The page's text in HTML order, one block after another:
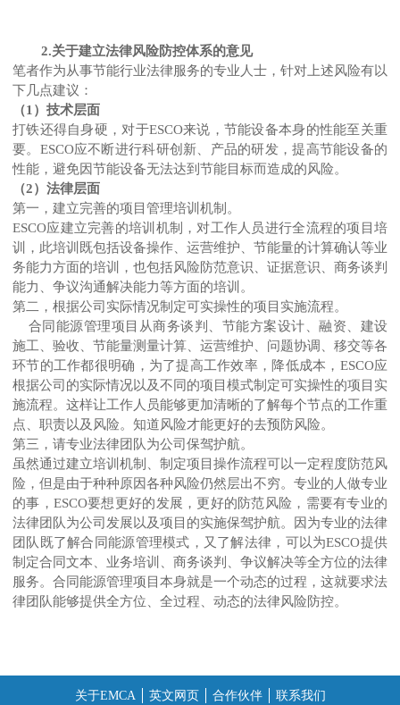
2.关于建立法律风险防控体系的意见
笔者作为从事节能行业法律服务的专业人士，针对上述风险有以
下几点建议：
（1）技术层面
打铁还得自身硬，对于ESCO来说，节能设备本身的性能至关重
要。ESCO应不断进行科研创新、产品的研发，提高节能设备的
性能，避免因节能设备无法达到节能目标而造成的风险。
（2）法律层面
第一，建立完善的项目管理培训机制。
ESCO应建立完善的培训机制，对工作人员进行全流程的项目培
训，此培训既包括设备操作、运营维护、节能量的计算确认等业
务能力方面的培训，也包括风险防范意识、证据意识、商务谈判
能力、争议沟通解决能力等方面的培训。
第二，根据公司实际情况制定可实操性的项目实施流程。
合同能源管理项目从商务谈判、节能方案设计、融资、建设
施工、验收、节能量测量计算、运营维护、问题协调、移交等各
环节的工作都很明确，为了提高工作效率，降低成本，ESCO应
根据公司的实际情况以及不同的项目模式制定可实操性的项目实
施流程。这样让工作人员能够更加清晰的了解每个节点的工作重
点、职责以及风险。知道风险才能更好的去预防风险。
第三，请专业法律团队为公司保驾护航。
虽然通过建立培训机制、制定项目操作流程可以一定程度防范风
险，但是由于种种原因各种风险仍然层出不穷。专业的人做专业
的事，ESCO要想更好的发展，更好的防范风险，需要有专业的
法律团队为公司发展以及项目的实施保驾护航。因为专业的法律
团队既了解合同能源管理模式，又了解法律，可以为ESCO提供
制定合同文本、业务培训、商务谈判、争议解决等全方位的法律
服务。合同能源管理项目本身就是一个动态的过程，这就要求法
律团队能够提供全方位、全过程、动态的法律风险防控。
关于EMCA 英文网页 合作伙伴 联系我们